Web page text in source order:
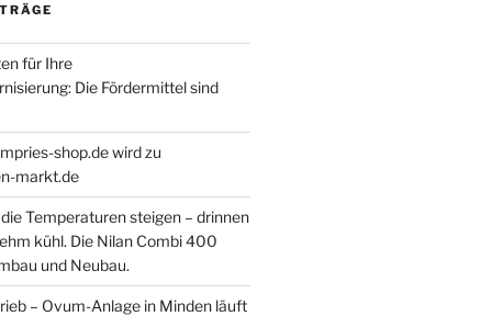
für Ihre
Die Fördermittel sind
shop.de wird zu
markt.de
Temperaturen steigen – drinnen
kühl. Die Nilan Combi 400
und Neubau.
– Ovum-Anlage in Minden läuft